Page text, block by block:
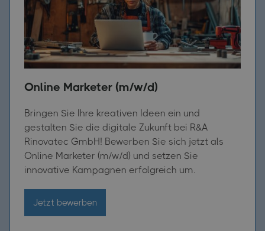
Online Marketer (m/w/d)
Bringen Sie Ihre kreativen Ideen ein und
gestalten Sie die digitale Zukunft bei R&A
Rinovatec GmbH! Bewerben Sie sich jetzt als
Online Marketer (m/w/d) und setzen Sie
innovative Kampagnen erfolgreich um.
Jetzt bewerben